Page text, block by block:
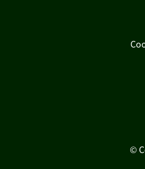
©